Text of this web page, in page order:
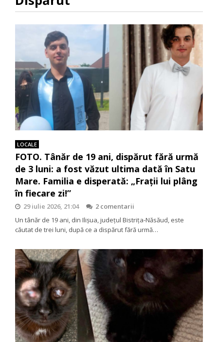
LOCALE
FOTO. Tânăr de 19 ani, dispărut fără urmă
de 3 luni: a fost văzut ultima dată în Satu
Mare. Familia e disperată: „Frații lui plâng
în fiecare zi!”
29 iulie 2026, 21:04
2 comentarii
Un tânăr de 19 ani, din Ilișua, județul Bistrița-Năsăud, este
căutat de trei luni, după ce a dispărut fără urmă…